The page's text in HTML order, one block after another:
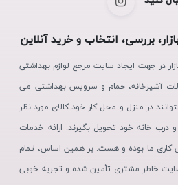
بررسی، انتخاب و خرید آنلاین
در جهت ایجاد سایت مرجع لوازم بهداشتی
آشپزخانه، حمام و سرویس بهداشتی می
در منزل و محل کار خود کالای مورد نظر
درب خانه خود تحویل بگیرند. ارائه خدمات
کاری ما بوده و هست. بر همین اساس، تمام
خاطر مشتری تأمین شده و تجربه خوبی